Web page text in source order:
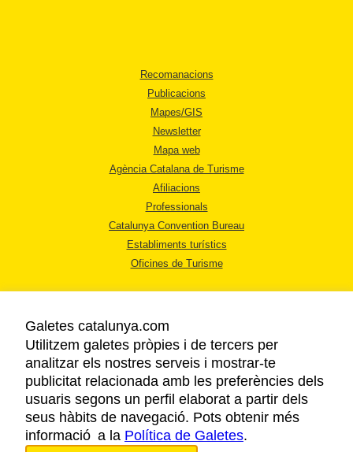
Recomanacions
Publicacions
Mapes/GIS
Newsletter
Mapa web
Agència Catalana de Turisme
Afiliacions
Professionals
Catalunya Convention Bureau
Establiments turístics
Oficines de Turisme
AVÍS LEGAL
POLÍTICA DE PRIVACITAT
COOKIES
ACCESSIBILITAT
Galetes catalunya.com
Utilitzem galetes pròpies i de tercers per
analitzar els nostres serveis i mostrar-te
publicitat relacionada amb les preferències dels
usuaris segons un perfil elaborat a partir dels
seus hàbits de navegació. Pots obtenir més
informació a la Política de Galetes.